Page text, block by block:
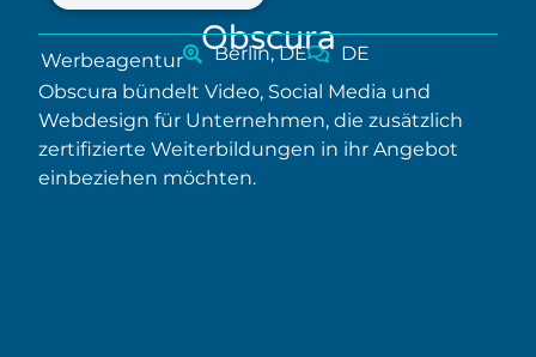
Obscura
Werbeagentur Berlin, DE
DE
Obscura bündelt Video, Social Media und
Webdesign für Unternehmen, die zusätzlich
zertifizierte Weiterbildungen in ihr Angebot
einbeziehen möchten.